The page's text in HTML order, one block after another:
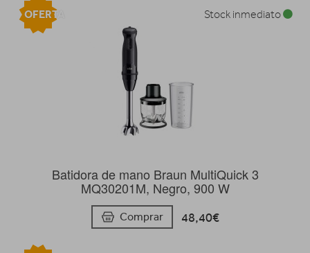
Batidora de mano Braun MultiQuick 3
MQ30201M, Negro, 900 W
Comprar 48,40€
Stock inmediato
OFERTA